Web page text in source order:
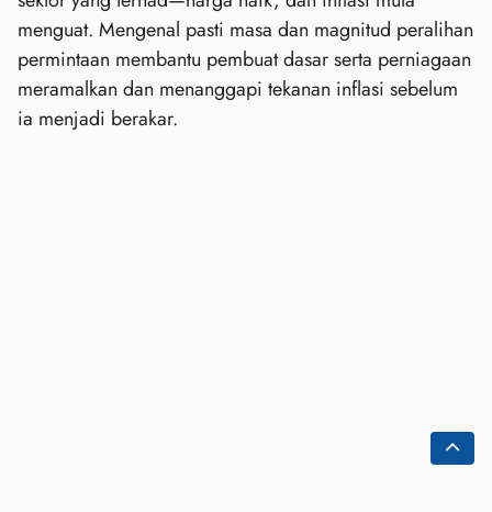
menguat. Mengenal pasti masa dan magnitud peralihan
permintaan membantu pembuat dasar serta perniagaan
meramalkan dan menanggapi tekanan inflasi sebelum
ia menjadi berakar.